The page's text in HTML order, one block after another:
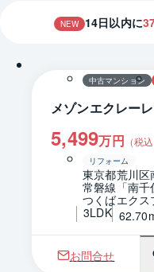
NEW 14日以内に
中古マンション
メゾンエクレー
5,499万円 （税込
リフォーム
東京都荒川区
常磐線「南
つくばエク
3LDK
お問合せ